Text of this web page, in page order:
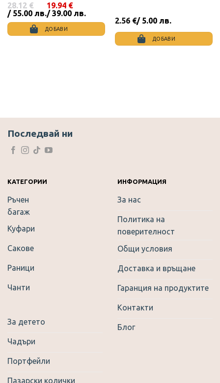
28.12 €
/ 55.00 лв.
Original
price
was:
28.12 €
19.94 €
/ 39.00 лв.
Текущата
цена
е:
19.94 €
ДОБАВИ
2.56 €/ 5.00 лв.
ДОБАВИ
Последвай ни
КАТЕГОРИИ
Ръчен
багаж
Куфари
Сакове
Раници
Чанти
За детето
Чадъри
Портфейли
Пазарски колички
ИНФОРМАЦИЯ
За нас
Политика на
поверителност
Общи условия
Доставка и връщане
Гаранция на продуктите
Контакти
Блог